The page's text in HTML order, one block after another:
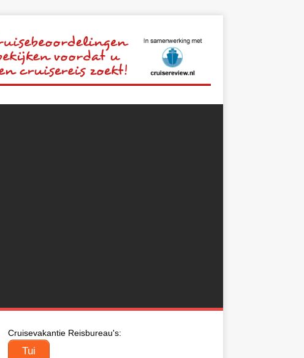
Cruisevakantie Reisbureau's:
Tui